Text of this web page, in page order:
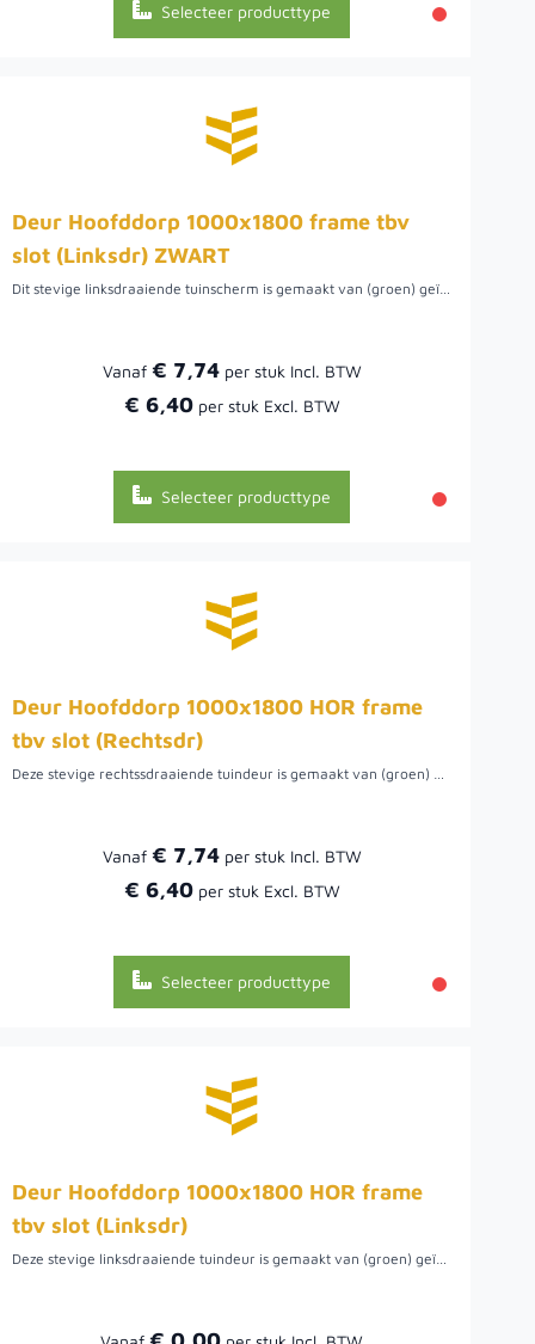
Selecteer producttype
Deur Hoofddorp 1000x1800 frame tbv
slot (Linksdr) ZWART
Dit stevige linksdraaiende tuinscherm is gemaakt van (groen) geïmpregneerd Noord-Europees vurenhout en vervolgens twee keer zwart gespoten. De planken zijn 18x145 mm en geschroefd op een stalen frame, maar kunnen ook op maat gemaakt worden.
Vanaf € 7,74
€ 6,40
Selecteer producttype
Deur Hoofddorp 1000x1800 HOR frame
tbv slot (Rechtsdr)
Deze stevige rechtssdraaiende tuindeur is gemaakt van (groen) geïmpregneerd Noord-Europees vurenhout. De planken zijn 18x145 mm en geschroefd op een stalen frame, maar kunnen ook op maat gemaakt worden.
Vanaf € 7,74
€ 6,40
Selecteer producttype
Deur Hoofddorp 1000x1800 HOR frame
tbv slot (Linksdr)
Deze stevige linksdraaiende tuindeur is gemaakt van (groen) geïmpregneerd Noord-Europees vurenhout. De planken zijn 18x145 mm en geschroefd op een stalen frame, maar kunnen ook op maat gemaakt worden.